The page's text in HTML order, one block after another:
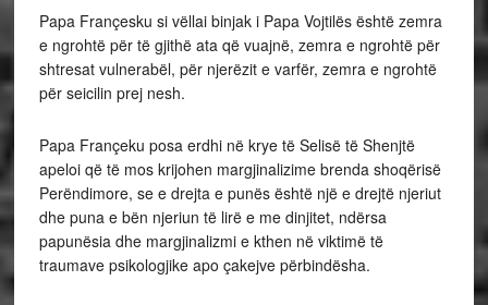
Papa Françesku si vëllai binjak i Papa Vojtilës është zemra
e ngrohtë për të gjithë ata që vuajnë, zemra e ngrohtë për
shtresat vulnerabël, për njerëzit e varfër, zemra e ngrohtë
për seicilin prej nesh.
Papa Françeku posa erdhi në krye të Selisë të Shenjtë
apeloi që të mos krijohen margjinalizime brenda shoqërisë
Perëndimore, se e drejta e punës është një e drejtë njeriut
dhe puna e bën njeriun të lirë e me dinjitet, ndërsa
papunësia dhe margjinalizmi e kthen në viktimë të
traumave psikologjike apo çakejve përbindësha.